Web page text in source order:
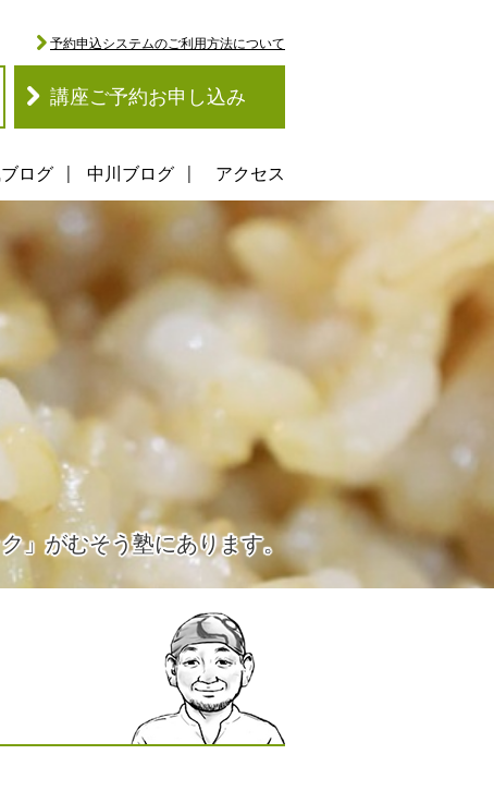
講座ご予約お申し込み
予約申込システムのご利用方法について
ログ 中川ブログ アクセス
」がむそう塾にあります。